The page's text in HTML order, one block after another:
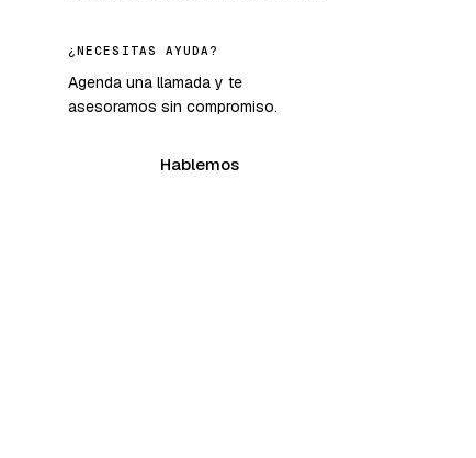
¿NECESITAS AYUDA?
Agenda una llamada y te
asesoramos sin compromiso.
Hablemos